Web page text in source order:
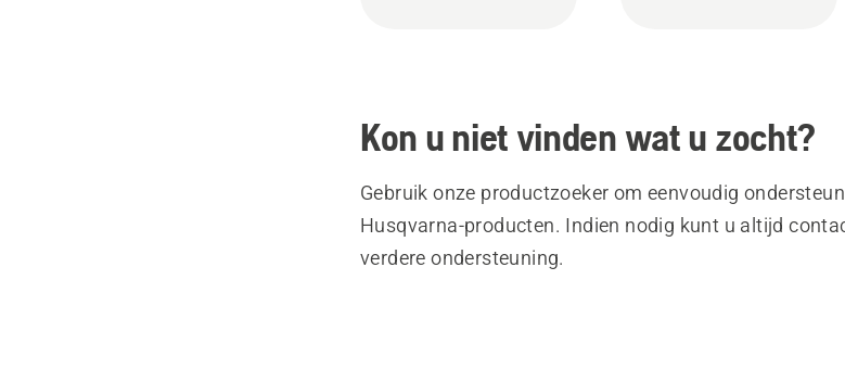
Kon u niet vinden wat u zocht?
Gebruik onze productzoeker om eenvoudig
Husqvarna-producten. Indien nodig kunt u altijd
verdere ondersteuning.